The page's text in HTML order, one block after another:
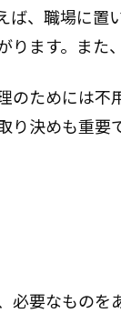
ば、職場に置
ります。また
のためには不
り決めも重要
必要なものを